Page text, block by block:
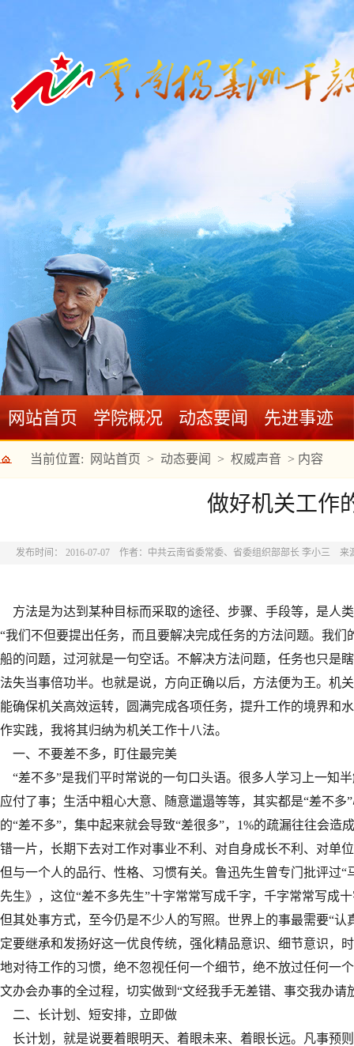
网站首页 学院概况 动态要闻 先进事迹
当前位置: 网站首页 > 动态要闻 > 权威声音 > 内容
做好机关工作
发布时间： 2016-07-07 作者：中共云南省委常委、省委组织部部长 李小三 来
方法是为达到某种目标而采取的途径、步骤、手段等，是人
“我们不但要提出任务，而且要解决完成任务的方法问题。我
船的问题，过河就是一句空话。不解决方法问题，任务也只是
法失当事倍功半。也就是说，方向正确以后，方法便为王。机
能确保机关高效运转，圆满完成各项任务，提升工作的境界和
作实践，我将其归纳为机关工作十八法。
一、不要差不多，盯住最完美
“差不多”是我们平时常说的一句口头语。很多人学习上一知
应付了事；生活中粗心大意、随意邋遢等等，其实都是“差不
的“差不多”，集中起来就会导致“差很多”，1%的疏漏往往会
错一片，长期下去对工作对事业不利、对自身成长不利、对单
但与一个人的品行、性格、习惯有关。鲁迅先生曾专门批评过
先生》，这位“差不多先生”十字常常写成千字，千字常常写成
但其处事方式，至今仍是不少人的写照。世界上的事最需要“
定要继承和发扬好这一优良传统，强化精品意识、细节意识，
地对待工作的习惯，绝不忽视任何一个细节，绝不放过任何一
文办会办事的全过程，切实做到“文经我手无差错、事交我办请
二、长计划、短安排，立即做
长计划，就是说要着眼明天、着眼未来、着眼长远。凡事预